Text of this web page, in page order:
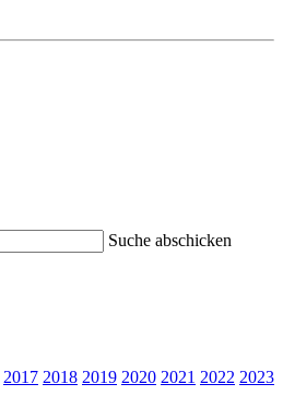
Suche abschicken
2017 2018 2019 2020 2021 2022 2023